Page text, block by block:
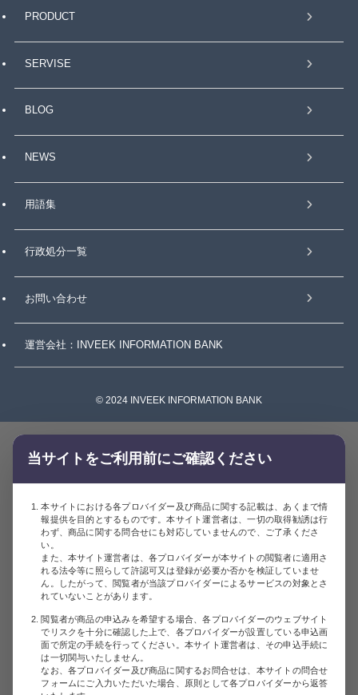
PRODUCT
SERVISE
BLOG
NEWS
用語集
行政処分一覧
お問い合わせ
運営会社：INVEEK INFORMATION BANK
© 2024 INVEEK INFORMATION BANK
当サイトをご利用前にご確認ください
本サイトにおける各プロバイダー及び商品に関する記載は、あくまで情
報提供を目的とするものです。本サイト運営者は、一切の取得勧誘は行
わず、商品に関する問合せにも対応していませんので、ご了承くださ
い。
また、本サイト運営者は、各プロバイダーが本サイトの閲覧者に適用さ
れる法令等に照らして許認可又は登録が必要か否かを検証していませ
ん。したがって、閲覧者が当該プロバイダーによるサービスの対象とさ
れていないことがあります。
閲覧者が商品の申込みを希望する場合、各プロバイダーのウェブサイト
でリスクを十分に確認した上で、各プロバイダーが設置している申込画
面で所定の手続を行ってください。本サイト運営者は、その申込手続に
は一切関与いたしません。
なお、各プロバイダー及び商品に関するお問合せは、本サイトの問合せ
フォームにご入力いただいた場合、原則として各プロバイダーから返答